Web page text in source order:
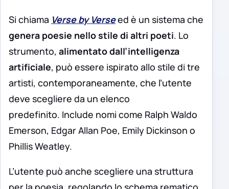
Si chiama Verse by Verseed è un sistema che
genera poesie nello stile di altri poeti. Lo
strumento, alimentato dall’intelligenza
artificiale, può essere ispirato allo stile di tre
artisti, contemporaneamente, che l’utente
deve scegliere da un elenco
predefinito. Include nomi come Ralph Waldo
Emerson, Edgar Allan Poe, Emily Dickinson o
Phillis Weatley.
L’utente può anche scegliere una struttura